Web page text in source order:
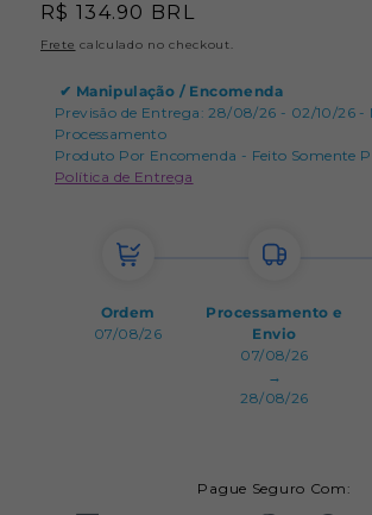
Preço
normal
R$ 134.90 BRL
Frete calculado no checkout.
✔ Manipulação / Encomenda
Previsão de Entrega: 28/08/26 - 02/10/26 -
Processamento
Produto Por Encomenda - Feito Somente
Política de Entrega
Ordem
07/08/26
Processamento e
Envio
07/08/26
→
28/08/26
Pague Seguro Com: